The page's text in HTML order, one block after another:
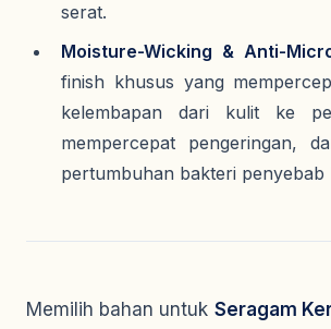
serat.
Moisture-Wicking & Anti-
finish khusus yang
kelembapan dari kulit ke
mempercepat pengeringan,
pertumbuhan bakteri penyebab
Memilih bahan untuk Seragam